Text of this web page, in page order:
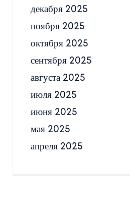
декабря 2025
ноября 2025
октября 2025
сентября 2025
августа 2025
июля 2025
июня 2025
мая 2025
апреля 2025